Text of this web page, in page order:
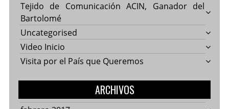
Tejido de Comunicación ACIN, Ganador del
Bartolomé
Uncategorised
Video Inicio
Visita por el País que Queremos
ARCHIVOS